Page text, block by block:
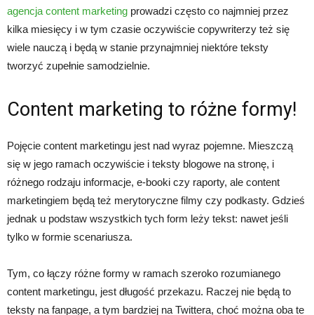
agencja content marketing prowadzi często co najmniej przez
kilka miesięcy i w tym czasie oczywiście copywriterzy też się
wiele nauczą i będą w stanie przynajmniej niektóre teksty
tworzyć zupełnie samodzielnie.
Content marketing to różne formy!
Pojęcie content marketingu jest nad wyraz pojemne. Mieszczą
się w jego ramach oczywiście i teksty blogowe na stronę, i
różnego rodzaju informacje, e-booki czy raporty, ale content
marketingiem będą też merytoryczne filmy czy podkasty. Gdzieś
jednak u podstaw wszystkich tych form leży tekst: nawet jeśli
tylko w formie scenariusza.
Tym, co łączy różne formy w ramach szeroko rozumianego
content marketingu, jest długość przekazu. Raczej nie będą to
teksty na fanpage, a tym bardziej na Twittera, choć można oba te